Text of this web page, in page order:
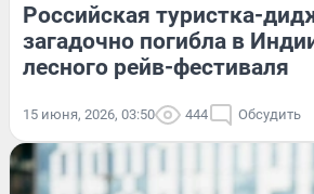
Российская туристка-
загадочно погибла в
лесного рейв-фестиваля
15 июня, 2026, 03:50 444 Обсудить